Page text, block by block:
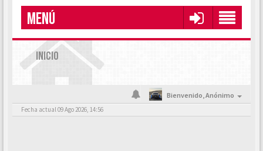
MENÚ
INICIO
Bienvenido,Anónimo
Fecha actual 09 Ago 2026, 14:56